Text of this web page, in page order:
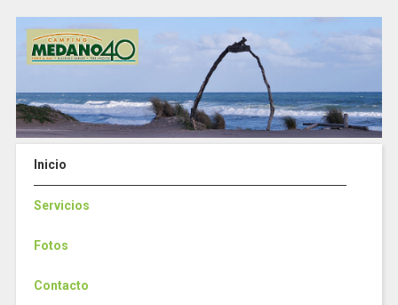
Inicio
Servicios
Fotos
Contacto